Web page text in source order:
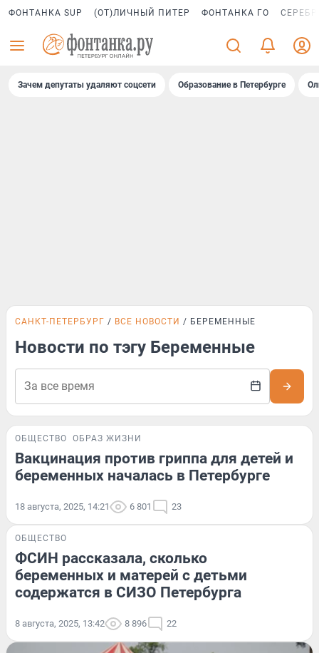
ФОНТАНКА SUP (ОТ)ЛИЧНЫЙ ПИТЕР ФОНТАНКА ГО
Зачем депутаты удаляют соцсети Образование в Петербурге
САНКТ-ПЕТЕРБУРГ ВСЕ НОВОСТИ БЕРЕМЕННЫЕ
Новости по тэгу Беременные
ОБЩЕСТВО ОБРАЗ ЖИЗНИ
Вакцинация против гриппа для детей и
беременных началась в Петербурге
18 августа, 2025, 14:21 6 801 23
ОБЩЕСТВО
ФСИН рассказала, сколько
беременных и матерей с детьми
содержатся в СИЗО Петербурга
8 августа, 2025, 13:42 8 896 22